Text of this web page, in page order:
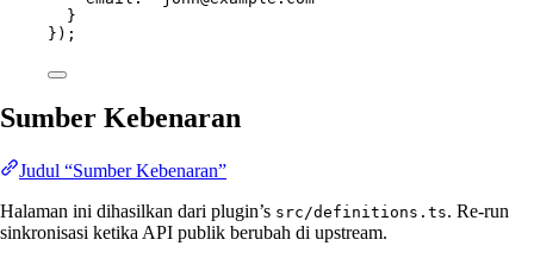
}
});
Sumber Kebenaran
Judul “Sumber Kebenaran”
Halaman ini dihasilkan dari plugin’s src/definitions.ts. Re-run
sinkronisasi ketika API publik berubah di upstream.